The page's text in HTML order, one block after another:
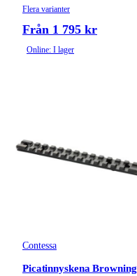
Flera varianter
Från 1 795 kr
Online: I lager
Contessa
Picatinnyskena Browning